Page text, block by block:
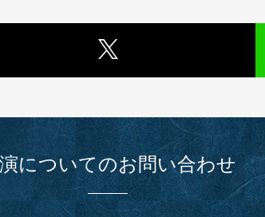
についてのお問い合わせ